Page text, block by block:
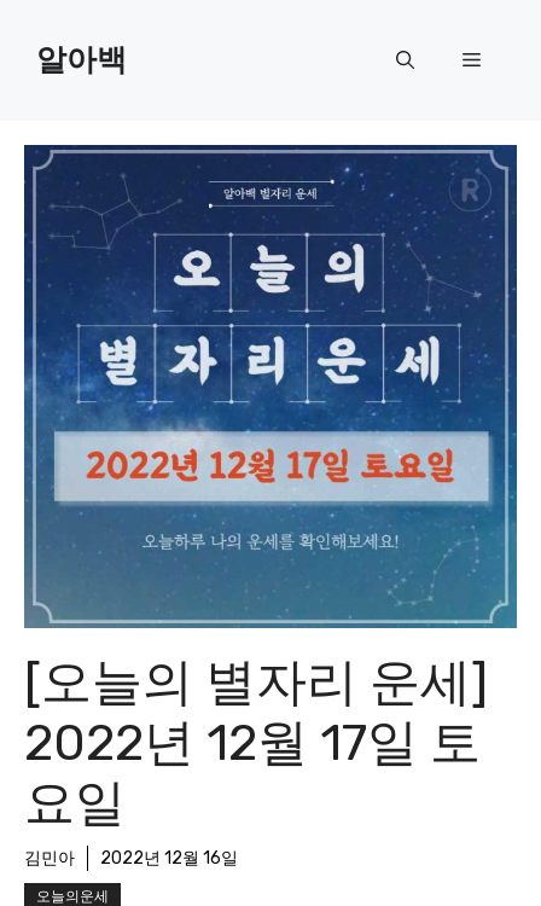
content알아백 Menu
[오늘의 별자리 운세]
2022년 12월 17일 토
요일
김민아 2022년 12월 16일
오늘의운세